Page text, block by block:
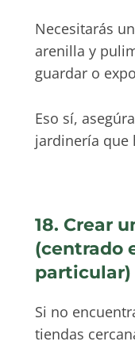
Necesitarás
arenilla y
guardar o
Eso sí,
jardinería que
18. Crear
(centrado
particular)
Si no
tiendas